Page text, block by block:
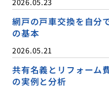
網戸の戸車交換を自分
の基本
2026.05.21
共有名義とリフォーム
の実例と分析